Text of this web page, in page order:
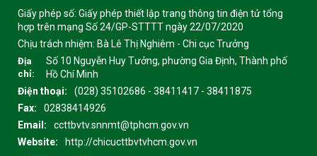
Giấy phép số: Giấy phép thiết lập trang thông tin điện tử tổng
hợp trên mạng Số 24/GP-STTTT ngày 22/07/2020
Chịu trách nhiệm: Bà Lê Thị Nghiêm - Chi cục Trưởng
Địa
chỉ:
Số 10 Nguyễn Huy Tưởng, phường Gia Định, Thành phố
Hồ Chí Minh
Điện thoại:
(028) 35102686 - 38411417 - 38411875
Fax:
02838414926
Email:
ccttbvtv.snnmt@tphcm.gov.vn
Website:
http://chicucttbvtvhcm.gov.vn